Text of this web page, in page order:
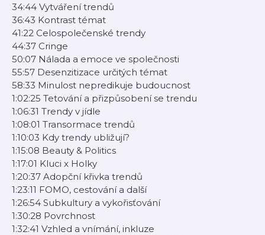
34:44 Vytváření trendů
36:43 Kontrast témat
41:22 Celospolečenské trendy
44:37 Cringe
50:07 Nálada a emoce ve společnosti
55:57 Desenzitizace určitých témat
58:33 Minulost nepredikuje budoucnost
1:02:25 Tetování a přizpůsobení se trendu
1:06:31 Trendy v jídle
1:08:01 Transormace trendů
1:10:03 Kdy trendy ubližují?
1:15:08 Beauty & Politics
1:17:01 Kluci x Holky
1:20:37 Adopční křivka trendů
1:23:11 FOMO, cestování a další
1:26:54 Subkultury a vykořisťování
1:30:28 Povrchnost
1:32:41 Vzhled a vnímání, inkluze